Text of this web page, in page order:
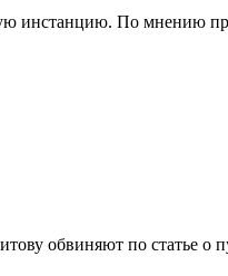
инстанцию. По мнению
обвиняют по статье